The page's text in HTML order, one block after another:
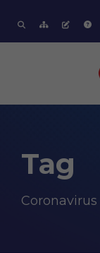
Tag
Coronavirus